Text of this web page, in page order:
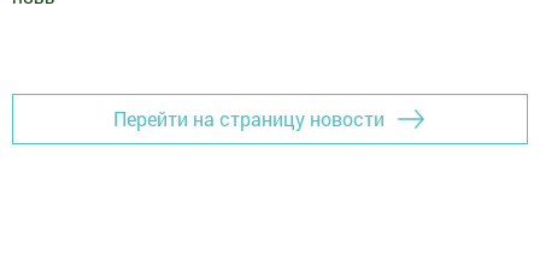
Перейти на страницу новости